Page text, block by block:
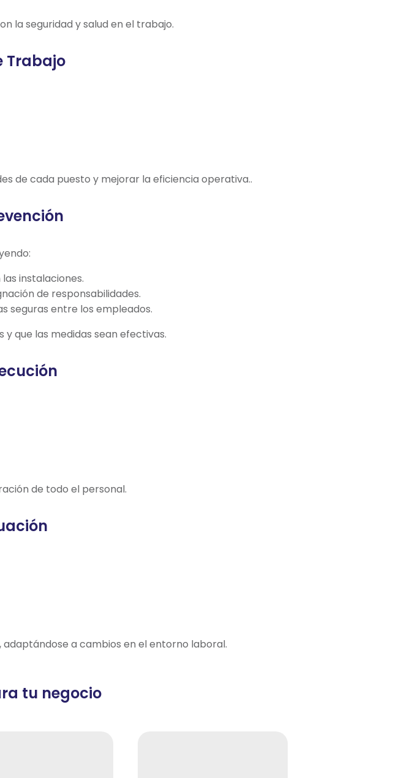
la seguridad y salud en el trabajo.
Trabajo
de cada puesto y mejorar la eficiencia operativa..
instalaciones.
de responsabilidades.
seguras entre los empleados.
que las medidas sean efectivas.
de todo el personal.
a cambios en el entorno laboral.
tu negocio